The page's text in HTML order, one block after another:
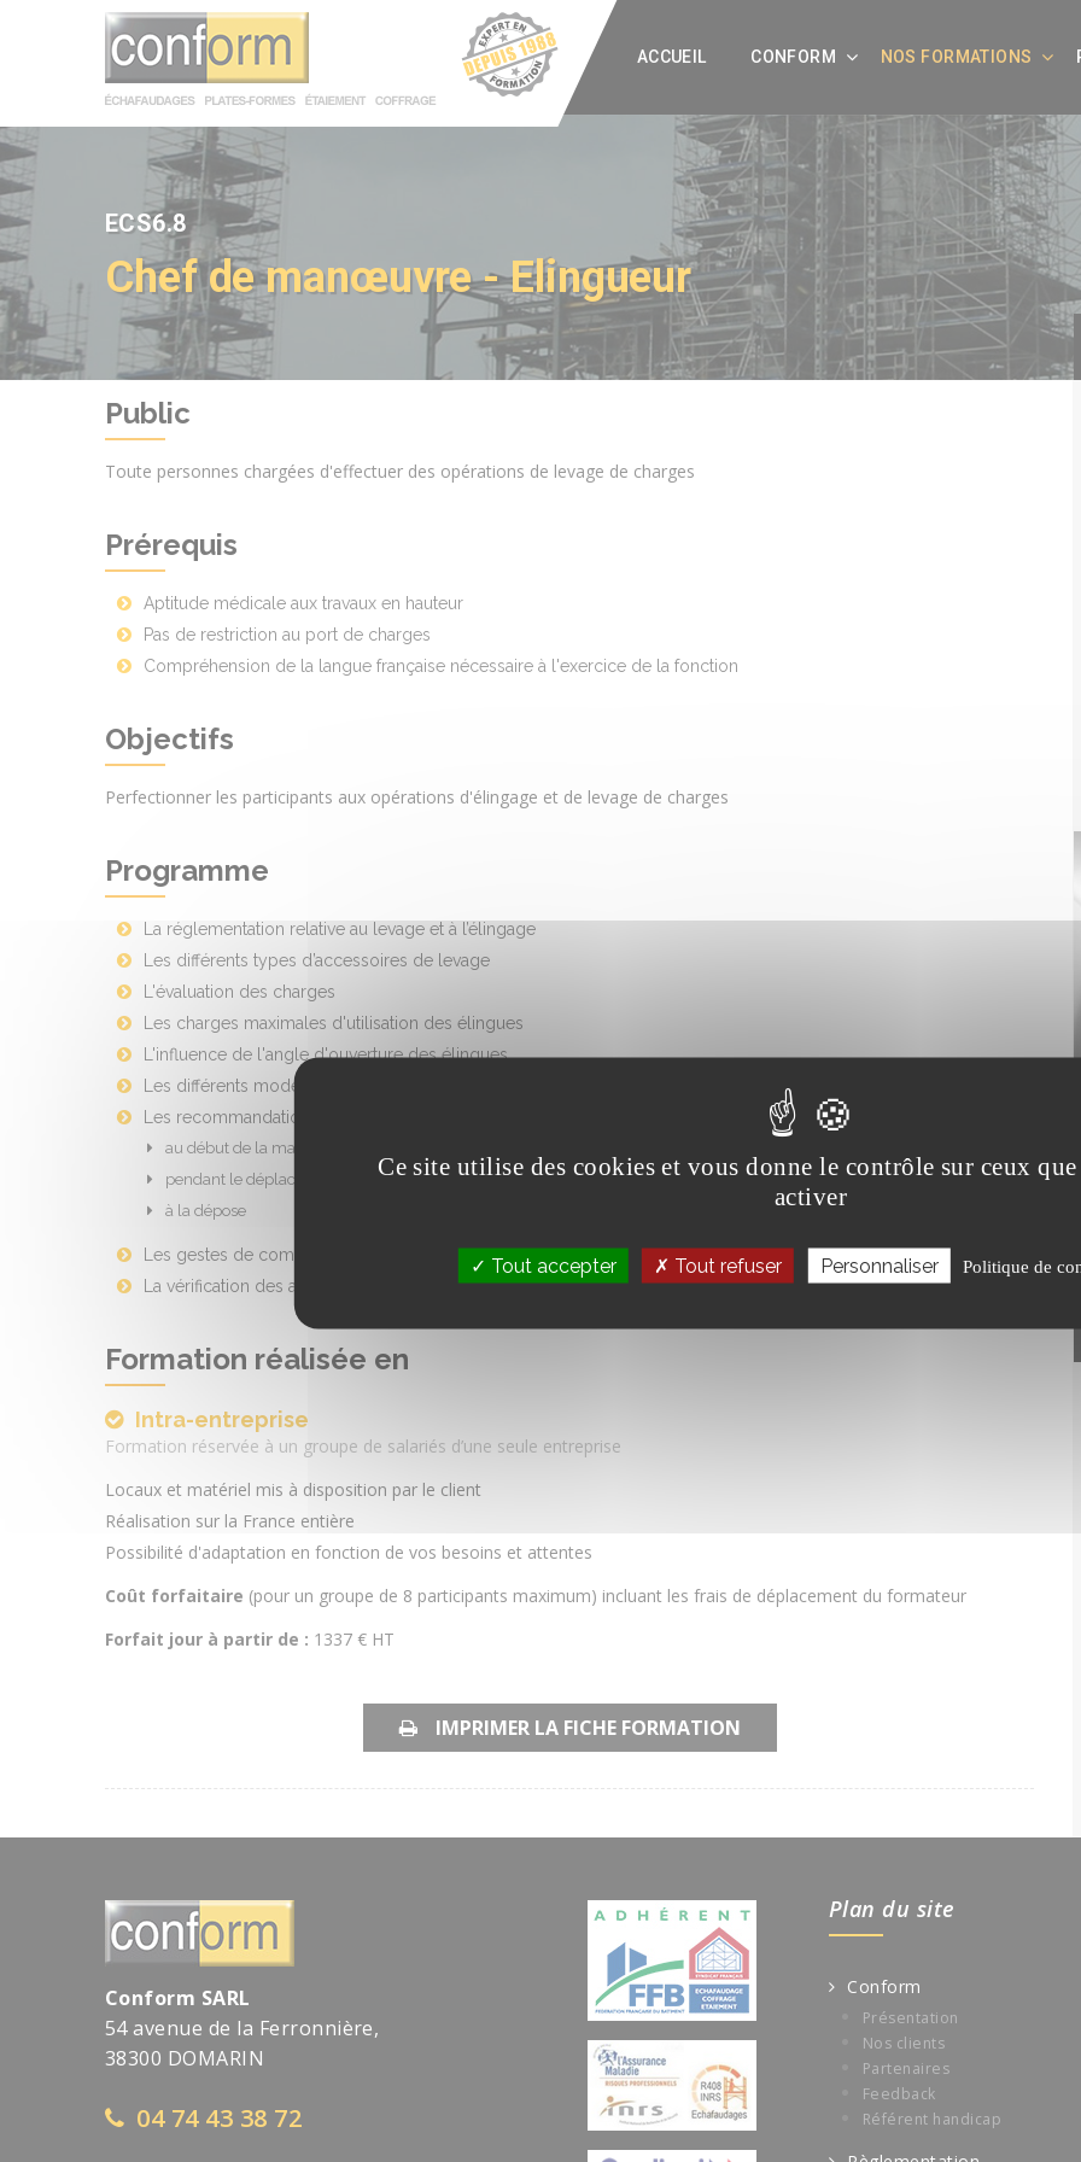
ACCUEIL CONFORM NOS FORMATIONS
ECS6.8
Chef de manœuvre - Elingueur
Public
Toute personnes chargées d'effectuer des opérations de levage de charges
Prérequis
Aptitude médicale aux travaux en hauteur
Pas de restriction au port de charges
Compréhension de la langue française nécessaire à l'exercice de la fonction
Objectifs
Perfectionner les participants aux opérations d'élingage et de levage de charges
Programme
La réglementation relative au levage et à l’élingage
Les différents types d’accessoires de levage
L'évaluation des charges
Les charges maximales d'utilisation des élingues
L'influence de l'angle d'ouverture des élingues
Les différents modes d'élingage
Les recommandations et mesures de sécurité concernant la manœuvre de la charge :
au début de la manœuvre, le levage
pendant le déplacement
à la dépose
Les gestes de commandement
La vérification des accessoires de levage
Formation réalisée en
Intra-entreprise
Formation réservée à un groupe de salariés d’une seule entreprise
Locaux et matériel mis à disposition par le client
Réalisation sur la France entière
Possibilité d'adaptation en fonction de vos besoins et attentes
Coût forfaitaire (pour un groupe de 8 participants maximum) incluant les frais de déplacement du formateur
Forfait jour à partir de : 1337 € HT
IMPRIMER LA FICHE FORMATION
Conform SARL
54 avenue de la Ferronnière,
38300 DOMARIN
04 74 43 38 72
Plan du site
Conform
Présentation
Nos clients
Partenaires
Feedback
Référent handicap
Panneau de gestion des cookies
Ce site utilise des cookies et vous donne le contrôle sur ceux
activer
Tout accepter Tout refuser Personnaliser Politique de